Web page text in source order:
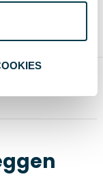
Bedrukt
PET- polyester